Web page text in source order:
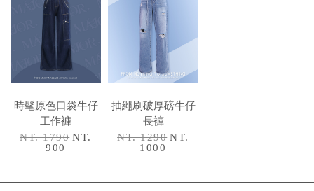
時髦原色口袋牛仔
工作褲
NT. 1790 NT.
900
抽繩刷破厚磅牛仔
長褲
NT. 1290 NT.
1000